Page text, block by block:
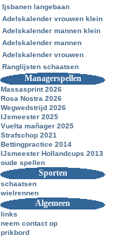
Ijsbanen langebaan
Adelskalender vrouwen klein
Adelskalender mannen klein
Adelskalender mannen
Adelskalender vrouwen
Ranglijsten schaatsen
Managerspellen
Massasprint 2026
Rosa Nostra 2026
Wegwedstrijd 2026
IJsmeester 2025
Vuelta mañager 2025
Strafschop 2021
Bettingpractice 2014
IJsmeester Hollandcups 2013
oude spellen
Sporten
schaatsen
wielrennen
Algemeen
links
neem contact op
prikbord